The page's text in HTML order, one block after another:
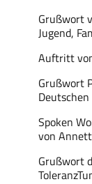
Grußwort
Jugend,
Auftritt
Grußwort
Spoken
von
Grußwort